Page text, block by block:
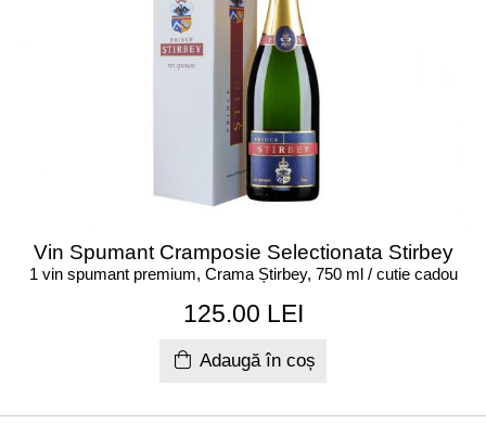
Vin Spumant Cramposie Selectionata Stirbey
1 vin spumant premium, Crama Știrbey, 750 ml / cutie cadou
125.00 LEI
Adaugă în coș